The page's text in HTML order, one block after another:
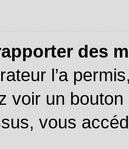
des
l’a
voir un
vous